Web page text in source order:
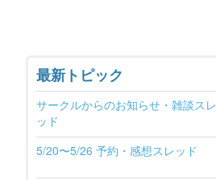
最新トピック
サークルからのお知らせ・雑談スレ
ッド
5/20〜5/26 予約・感想スレッド